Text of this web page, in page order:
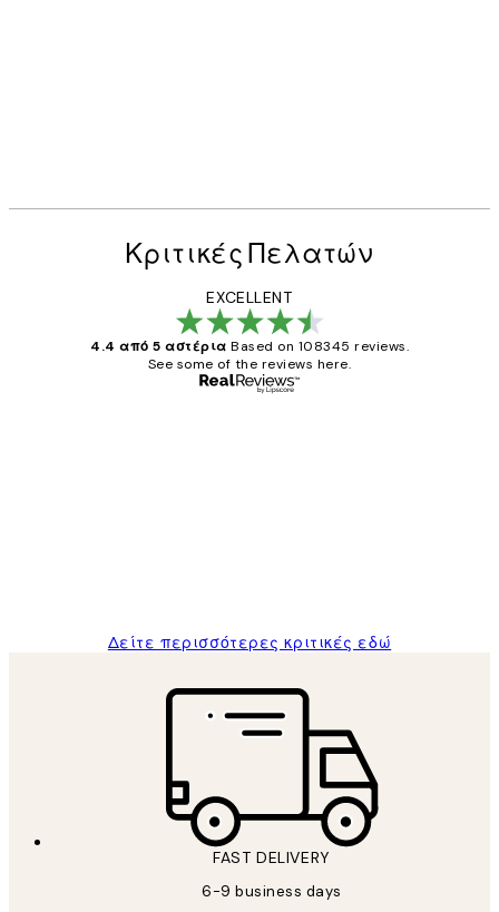
Κριτικές Πελατών
EXCELLENT
4.4 από 5 αστέρια Based on 108345 reviews.
See some of the reviews here.
Δείτε περισσότερες κριτικές εδώ
FAST DELIVERY
6-9 business days